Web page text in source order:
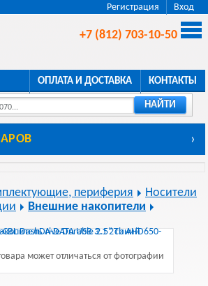
Регистрация Вход
+7 (812) 703-10-50
ОПЛАТА И ДОСТАВКА КОНТАКТЫ
НАЙТИ
›
периферия
Носители
Внешние накопители
может отличаться от фотографии